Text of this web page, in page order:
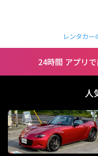
レンタカー
24時間 アプリ
人